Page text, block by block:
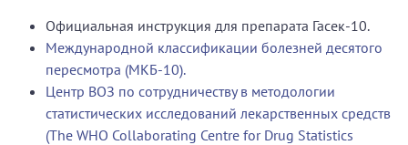
Официальная инструкция для препарата Гасек-10.
Международной классификации болезней десятого
пересмотра (МКБ-10).
Центр ВОЗ по сотрудничеству в методологии
статистических исследований лекарственных средств
(The WHO Collaborating Centre for Drug Statistics